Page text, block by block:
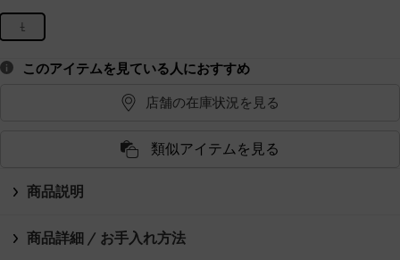
L
このアイテムを見ている人におすすめ
店舗の在庫状況を見る
類似アイテムを見る
商品説明
商品詳細 / お手入れ方法